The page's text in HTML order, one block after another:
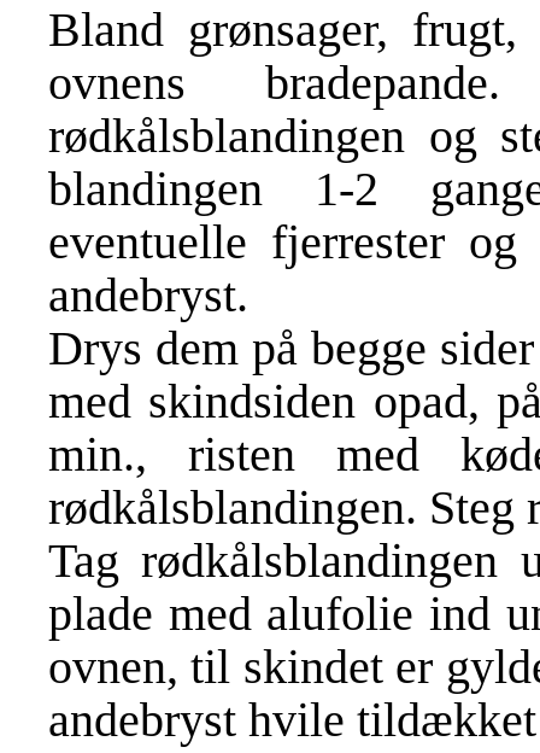
Bland grønsager,
ovnens
rødkålsblandingen og
blandingen 1-2
eventuelle fjerrester
andebryst.
Drys dem på begge
med skindsiden opad,
min., risten med
rødkålsblandingen. Steg
Tag
plade med alufolie ind
ovnen, til skindet er
andebryst hvile